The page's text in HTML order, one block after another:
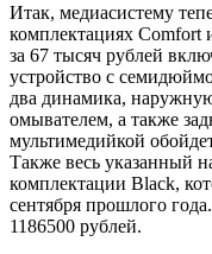
Итак, медиасистему
комплектациях Comfort
за 67 тысяч рублей
устройство с
два динамика,
омывателем, а также
мультимедийкой
Также весь указанный
комплектации Black,
сентября прошлого
1186500 рублей.